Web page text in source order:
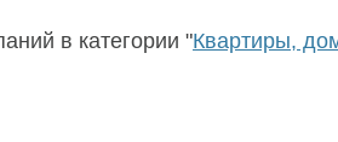
в категории "Квартиры,